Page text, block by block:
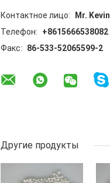
Контактное лицо:
Mr. Kevin
Телефон:
+8615666538082
Факс:
86-533-52065599-2
Другие продукты